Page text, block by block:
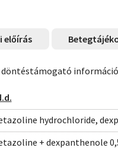
előírás
döntéstámogató
hydrochloride,
+ dexpanthenole